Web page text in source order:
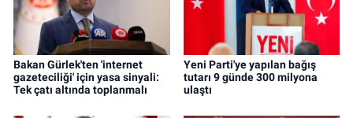
Bakan Gürlek'ten 'internet
gazeteciliği' için yasa sinyali:
Tek çatı altında toplanmalı
Yeni Parti'ye yapılan bağış
tutarı 9 günde 300 milyona
ulaştı